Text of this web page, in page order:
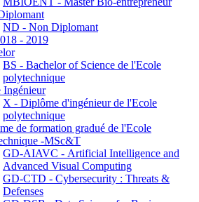
ND - Non Diplomant
- 2019
BS - Bachelor of Science de l'Ecole
polytechnique
Ingénieur
X - Diplôme d'ingénieur de l'Ecole
polytechnique
de formation gradué de l'Ecole
-MSc&T
GD-AIAVC - Artificial Intelligence and
Advanced Visual Computing
GD-CTD - Cybersecurity : Threats &
Defenses